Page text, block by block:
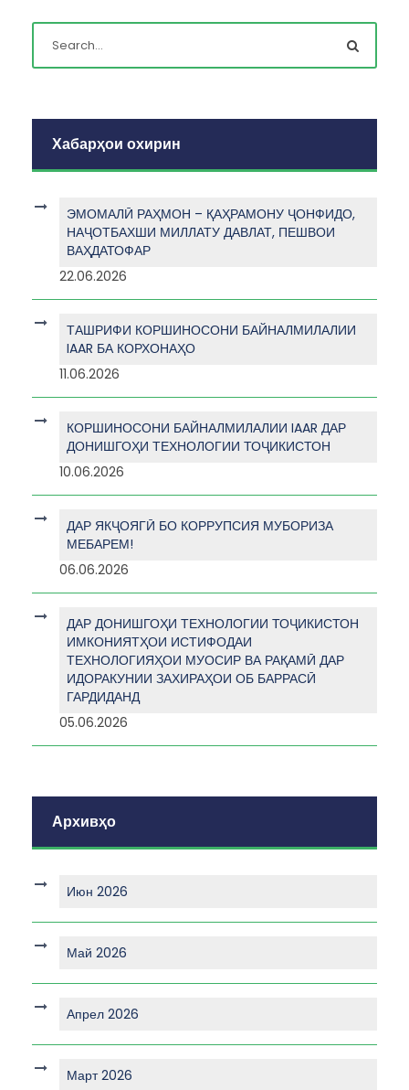
Хабарҳои охирин
ЭМОМАЛӢ РАҲМОН – ҚАҲРАМОНУ ҶОНФИДО,
НАҶОТБАХШИ МИЛЛАТУ ДАВЛАТ, ПЕШВОИ
ВАҲДАТОФАР
22.06.2026
ТАШРИФИ КОРШИНОСОНИ БАЙНАЛМИЛАЛИИ
IAAR БА КОРХОНАҲО
11.06.2026
КОРШИНОСОНИ БАЙНАЛМИЛАЛИИ IAAR ДАР
ДОНИШГОҲИ ТЕХНОЛОГИИ ТОҶИКИСТОН
10.06.2026
ДАР ЯКҶОЯГӢ БО КОРРУПСИЯ МУБОРИЗА
МЕБАРЕМ!
06.06.2026
ДАР ДОНИШГОҲИ ТЕХНОЛОГИИ ТОҶИКИСТОН
ИМКОНИЯТҲОИ ИСТИФОДАИ
ТЕХНОЛОГИЯҲОИ МУОСИР ВА РАҚАМӢ ДАР
ИДОРАКУНИИ ЗАХИРАҲОИ ОБ БАРРАСӢ
ГАРДИДАНД
05.06.2026
Архивҳо
Июн 2026
Май 2026
Апрел 2026
Март 2026